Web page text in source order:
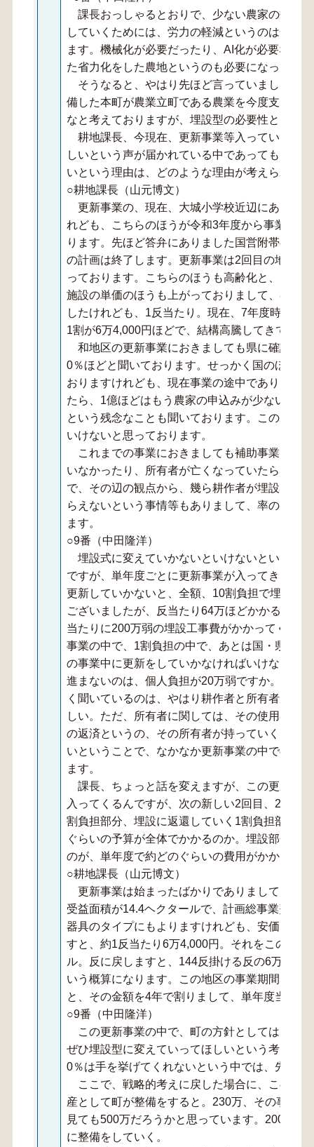
課長おっしゃるとおりで、少ない農家の数で
していくためには、労力の軽減というのは全体
ます。機械化が必要だったり、AI化が必要な中
た省力化をした農地というのも必要になってく
そうなると、やはり先ほど言っていました移
備した本町が農業立町である農業を今度支えて
なと考えておりますが、埋設型の必要性という
耕地課長、今現在、更新事業等入っているん
しいという声が届かれている中であっても、こ
いという理由は、どのような理由が考えられま
○耕地課長（山元博文）
更新事業の、現在、大城小学校近辺にありま
れども、こちらのほうが令和3年度から事業の
ります。先ほど答弁にありました国営附帯の令
の計画は終了します。更新事業は2回目の地区
っております。こちらのほうも高齢化と、また
施設の単価のほうも上がっておりまして、8年
したけれども、1反当たり。現在、7年度時点で
1割が6万4,000円ほどで、結構高騰してきており
和地区の更新事業におきましても県に確認し
0％ほどと聞いております。せっかく国のほう
おりますけれども、現在事業の途中であります
たら、1億ほどはもう農家の申込みが少ない関
という残念なことも聞いております。この20％
いけないと思っております。
これまでの事業におきましても補助事業であ
いなかったり、所有者が亡くなっていたら、相
で、その辺の観点から、幾ら耕作者が埋設を希
らえないという事情等もありまして、率のほう
ます。
○9番（中田隆洋）
埋設式に変えていかないといけないという、
ですが、単年度ごとに更新事業が入ってきます
更新していかないと、全額、10割負担で埋設型
ございましたが、反当たり64万ほどかかる。1
当たりに200万弱の埋設工事費がかかってくる
事業の中で、1割負担の中で、あとは国・県が
の事業中に更新をしていかなければいけないと
進まないのは、個人負担が20万弱ですか。1基
く聞いているのは、やはり耕作者と所有者が違
しい。ただ、所有者に関しては、その使用者が
の返済というの、その所有者が持っていくこと
いということで、なかなか更新事業の中での埋
ます。
課長、ちょっと話を変えますが、この更新事
入ってくるんですが、次の新しい2回目、2巡目
割負担部分、埋設に返還していく1割負担部分
ぐらいの予算が全体でかかるのか。埋設部分の
のが、単年度で約どのぐらいの費用がかかるの
○耕地課長（山元博文）
更新事業は始まったばかりでありまして、現
受益面積が14.4ヘクタールで、計画総事業費が2
器具のタイプにもよりますけれども、安価な3
すと、約1反当たり6万4,000円。それをこの地
ル。反に戻しますと、144反掛ける反の6万
いう概算になります。この地区の事業期間5年
と、その金額を4年で割りまして、単年度当た
○9番（中田隆洋）
この更新事業の中で、町の方針としては、方
ぜひ埋設型に変えていってほしいという考えの
0％は手を挙げてくれないという中では、先ほど
ここで、戦略的考えに戻した場合に、この年
産として町が整備をすると。230万、その事業
見ても500万だろうかと思っています。200万か
に整備をしていく。